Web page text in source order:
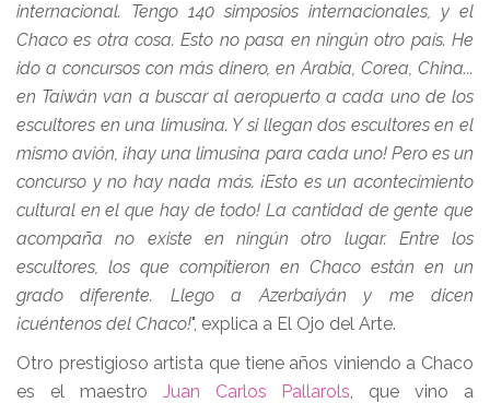
internacional. Tengo 140 simposios internacionales, y el
Chaco es otra cosa. Esto no pasa en ningún otro país. He
ido a concursos con más dinero, en Arabia, Corea, China...
en Taiwán van a buscar al aeropuerto a cada uno de los
escultores en una limusina. Y si llegan dos escultores en el
mismo avión, ¡hay una limusina para cada uno! Pero es un
concurso y no hay nada más. ¡Esto es un acontecimiento
cultural en el que hay de todo! La cantidad de gente que
acompaña no existe en ningún otro lugar. Entre los
escultores, los que compitieron en Chaco están en un
grado diferente. Llego a Azerbaiyán y me dicen
¡cuéntenos del Chaco!", explica a El Ojo del Arte.
Otro prestigioso artista que tiene años viniendo a Chaco
es el maestro Juan Carlos Pallarols, que vino a